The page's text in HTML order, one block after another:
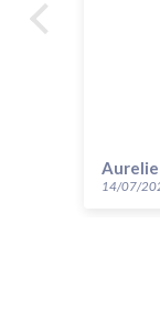
Aurelie
14/07/